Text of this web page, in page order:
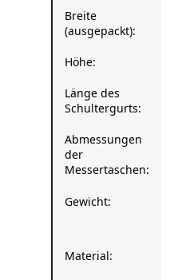
Breite
(ausgepackt):
Höhe:
Länge des
Schultergurts:
Abmessungen
der
Messertaschen:
Gewicht:
Material: